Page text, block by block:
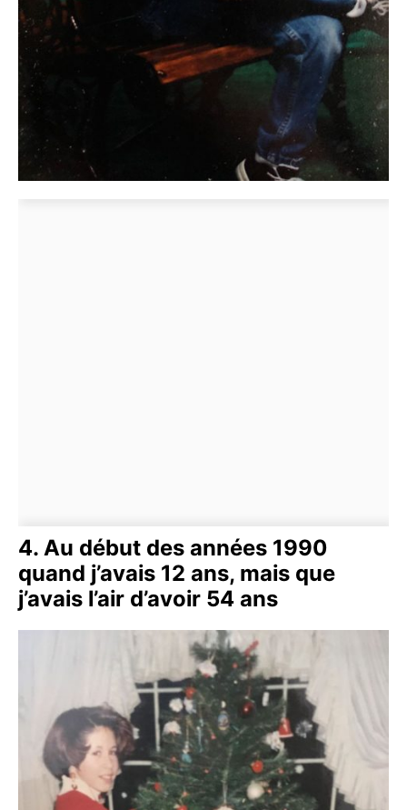
4. Au début des années 1990
quand j’avais 12 ans, mais que
j’avais l’air d’avoir 54 ans